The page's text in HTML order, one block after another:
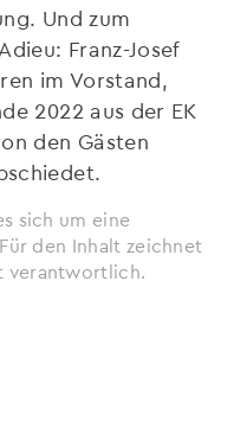
Und zum
Franz-Josef
im Vorstand,
2022 aus der EK
den Gästen
sich um eine
den Inhalt zeichnet
verantwortlich.